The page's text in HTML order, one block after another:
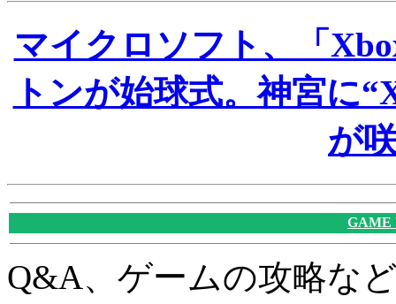
マイクロソフト、「
トンが始球式。神宮に
が
GAME
Q&A、ゲームの攻略な